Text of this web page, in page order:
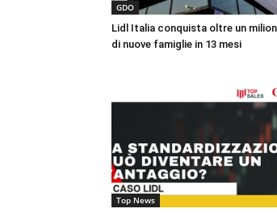
GDO
Lidl Italia conquista oltre un
di nuove famiglie in 13 mesi
Top News